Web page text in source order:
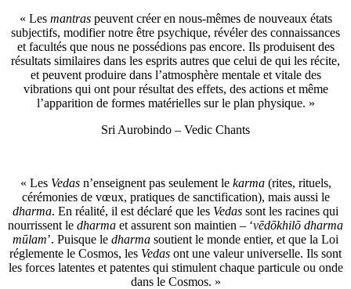
« Les mantraspeuvent créer en nous-mêmes de nouveaux états
subjectifs, modifier notre être psychique, révéler des connaissances
et facultés que nous ne possédions pas encore. Ils produisent des
résultats similaires dans les esprits autres que celui de qui les récite,
et peuvent produire dans l’atmosphère mentale et vitale des
vibrations qui ont pour résultat des effets, des actions et même
l’apparition de formes matérielles sur le plan physique. »
Sri Aurobindo – Vedic Chants
« Les Vedasn’enseignent pas seulement le karma(rites, rituels,
cérémonies de vœux, pratiques de sanctification), mais aussi le
dharma. En réalité, il est déclaré que les Vedas sont les racines qui
nourrissent le dharma et assurent son maintien – ‘vēdōkhilō dharma
mūlam’. Puisque le dharma soutient le monde entier, et que la Loi
réglemente le Cosmos, les Vedas ont une valeur universelle. Ils sont
les forces latentes et patentes qui stimulent chaque particule ou onde
dans le Cosmos. »